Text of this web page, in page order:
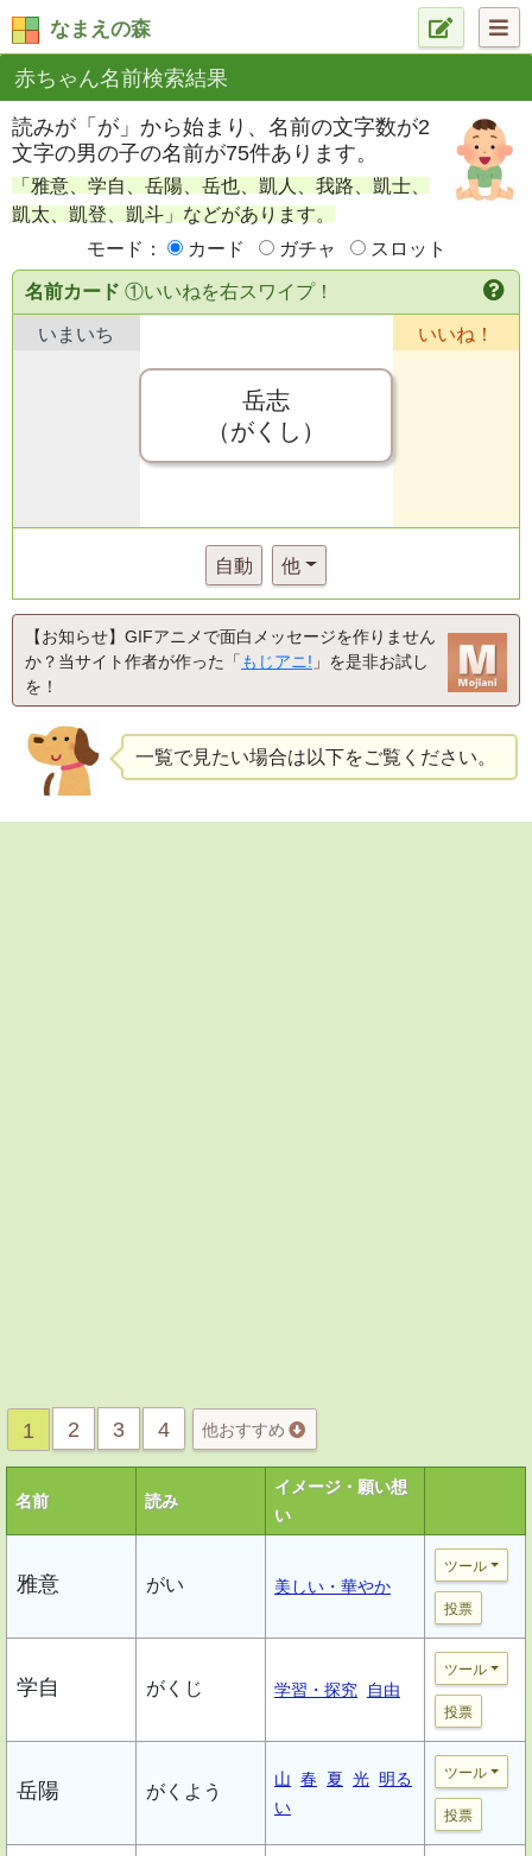
なまえの森
赤ちゃん名前検索結果
読みが「が」から始まり、名前の文字数が2
文字の男の子の名前が75件あります。
「雅意、学自、岳陽、岳也、凱人、我路、凱士、
凱太、凱登、凱斗」などがあります。
モード：
カード ガチャ スロット
名前カード ①いいねを右スワイプ！
いまいち
岳志
（がくし）
いいね！
自動 他
【お知らせ】GIFアニメで面白メッセージを作りません
か？当サイト作者が作った「 もじアニ! 」を是非お試し
を！
一覧で見たい場合は以下をご覧ください。
1 2 3 4 他おすすめ
名前 読み
イメージ・願い想
い
雅意 がい 美しい・華やか
ツール
投票
学自 がくじ 学習・探究 自由
ツール
投票
岳陽 がくよう
山 春 夏 光 明る
い
ツール
投票